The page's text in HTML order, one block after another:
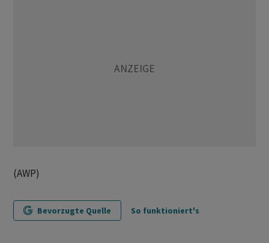
(AWP)
Bevorzugte Quelle So funktioniert's